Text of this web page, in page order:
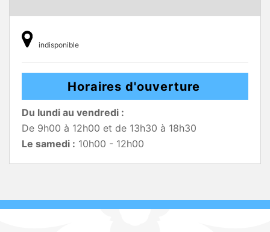
indisponible
Horaires d'ouverture
Du lundi au vendredi :
De 9h00 à 12h00 et de 13h30 à 18h30
Le samedi : 10h00 - 12h00